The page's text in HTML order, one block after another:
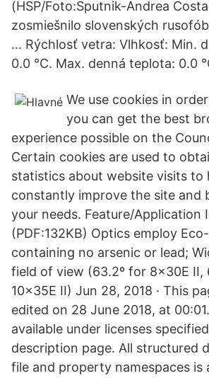
(HSP/Foto:Sputnik-Andrea
zosmiešnilo slovenských
… Rýchlosť vetra: Vlhkosť: Min.
0.0 °C. Max. denná teplota: 0.0
We use cookies in
you can get the best
experience possible on the
Certain cookies are used to
statistics about website visits to
constantly improve the site and
your needs. Feature/Application
(PDF:132KB) Optics employ
containing no arsenic or lead;
field of view (63.2º for 8x30E II,
10x35E II) Jun 28, 2018 · This
edited on 28 June 2018, at
available under licenses
description page. All structured
file and property namespaces is